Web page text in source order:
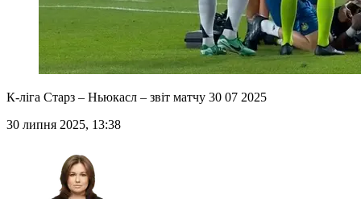
К-ліга Старз – Ньюкасл – звіт матчу 30 07 2025
30 липня 2025, 13:38